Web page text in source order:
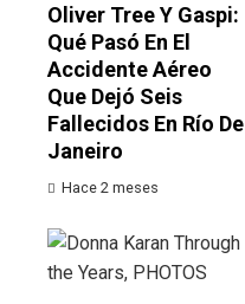
Oliver Tree Y Gaspi:
Qué Pasó En El
Accidente Aéreo
Que Dejó Seis
Fallecidos En Río De
Janeiro
Hace 2 meses